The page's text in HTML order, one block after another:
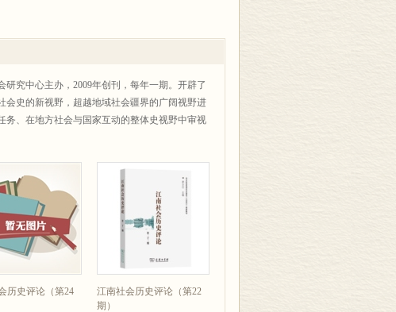
）
究中心主办，2009年创刊，每年一期。开辟了
史的新视野，超越地域社会疆界的广阔视野进
、在地方社会与国家互动的整体史视野中审视
历史评论（第24
江南社会历史评论（第22
期）